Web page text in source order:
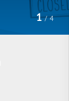
1 4